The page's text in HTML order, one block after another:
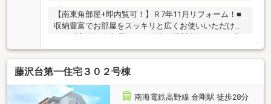
【南東角部屋+即内覧可！】Ｒ7年11月リフォーム！■
収納豊富でお部屋をスッキリと広くお使いいただけま
す■9階部分のお部屋につき陽当り眺望良好です！■安
心のオートロックマンション！
藤沢台第一住宅３０２号棟
南海電鉄高野線 金剛駅 徒歩28分